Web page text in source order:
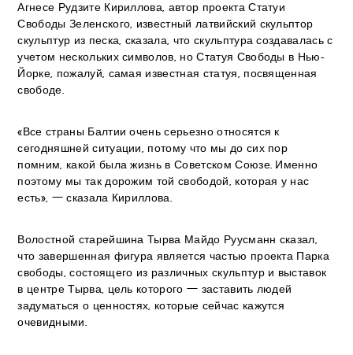
Агнесе Рудзите Кириллова, автор проекта Статуи
Свободы Зеленского, известный латвийский скульптор
скульптур из песка, сказала, что скульптура создавалась с
учетом нескольких символов, но Статуя Свободы в Нью-
Йорке, пожалуй, самая известная статуя, посвященная
свободе.
«Все страны Балтии очень серьезно относятся к
сегодняшней ситуации, потому что мы до сих пор
помним, какой была жизнь в Советском Союзе. Именно
поэтому мы так дорожим той свободой, которая у нас
есть», — сказала Кириллова.
Волостной старейшина Тырва Майдо Руусманн сказал,
что завершенная фигура является частью проекта Парка
свободы, состоящего из различных скульптур и выставок
в центре Тырва, цель которого — заставить людей
задуматься о ценностях, которые сейчас кажутся
очевидными.